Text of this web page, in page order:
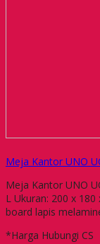
Meja Kantor UNO
Meja Kantor UNO
L Ukuran: 200 x
board lapis
*Harga Hubungi CS